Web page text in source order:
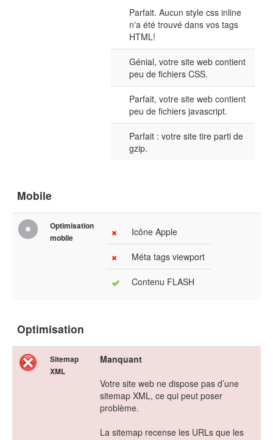
Parfait. Aucun style css inline
n'a été trouvé dans vos tags
HTML!
Génial, votre site web contient
peu de fichiers CSS.
Parfait, votre site web contient
peu de fichiers javascript.
Parfait : votre site tire parti de
gzip.
Mobile
Optimisation
mobile
Icône Apple
Méta tags viewport
Contenu FLASH
Optimisation
Sitemap
XML
Manquant
Votre site web ne dispose pas d’une
sitemap XML, ce qui peut poser
problème.
La sitemap recense les URLs que les